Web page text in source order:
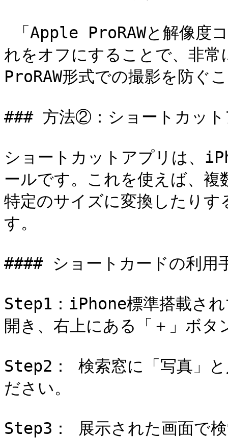
れをオフにすることで、非
ProRAW形式での撮影を防ぐ
### 方法②：ショートカット
ショートカットアプリは、
ールです。これを使えば、
特定のサイズに変換したりす
す。
#### ショートカードの利用
Step1：iPhone標準搭載さ
開き、右上にある「＋」ボタ
Step2： 検索窓に「写真」
ださい。
Step3： 展示された画面で